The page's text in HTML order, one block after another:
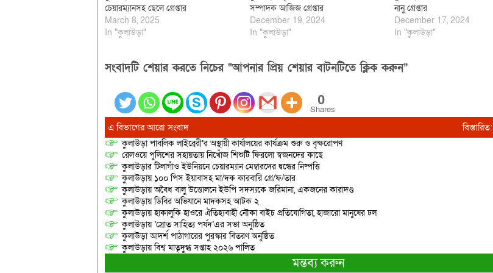
চেয়ারম্যানসহ ছেলে গ্রেপ্তার
March 8, 2025
In "কুলাউড়া"
সম্পাদক আজিজ গ্রেপ্তার
December 19, 2024
In "কুলাউড়া"
নানু গ্রেপ্তার
December 17, 2024
In "কুলাউড়া"
সংবাদটি শেয়ার করতে নিচের “আপনার প্রিয় শেয়ার বাটনটিতে ক্লিক করুন”
0
Shares
এ বিভাগের আরো সংবাদ বিস্তারিত:
কুলাউড়া পাবলিক লাইব্রেরী’র অস্থায়ী কার্যালয়ের কার্যক্রম শুরু ও বৃক্ষরোপণ
রেলওয়ে পুলিশের সহায়তায় নিখোঁজ শিশুটি ফিরলো স্বজনদের কাছে
কুলাউড়ার টিলাগাঁও ইউনিয়নে চেয়ারম্যান মেম্বারদের দ্বন্ধের নিষ্পত্তি
কুলাউড়ায় ১০০ পিস ইয়াবাসহ মা/দক কারবারি গ্রে/ফ/তার
কুলাউড়ায় অবৈধ বালু উত্তোলনে ইউপি সদস্যকে জরিমানা, একজনের কারাদণ্ড
কুলাউড়ায় ডিবির অভিযানে মাদকসহ আটক ২
কুলাউড়ায় হাকালুকি হাওরে ঐতিহ্যবাহী নৌকা বাইচ প্রতিযোগিতা, হাজারো মানুষের ঢল
কুলাউড়ায় ‘স্রোত সাহিত্য পর্ষদ’এর সভা অনুষ্ঠিত
কুলাউড়া আদর্শ পাঠাগারের পুরস্কার বিতরণ অনুষ্ঠিত
কুলাউড়ায় বিশ্ব মাতৃদুগ্ধ সপ্তাহ ২০২৬ পালিত
মন্তব্য করুন